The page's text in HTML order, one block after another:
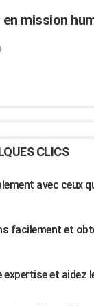
mission
CLICS
avec ceux
facilement et
et aidez